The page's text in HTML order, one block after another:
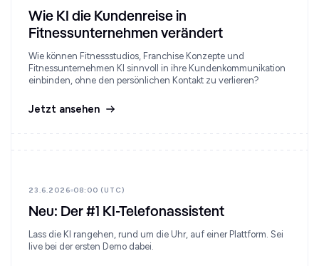
Wie KI die Kundenreise in
Fitnessunternehmen verändert
Wie können Fitnessstudios, Franchise Konzepte und
Fitnessunternehmen KI sinnvoll in ihre Kundenkommunikation
einbinden, ohne den persönlichen Kontakt zu verlieren?
Jetzt ansehen
23.6.2026 08:00 (UTC)
Neu: Der #1 KI-Telefonassistent
Lass die KI rangehen, rund um die Uhr, auf einer Plattform. Sei
live bei der ersten Demo dabei.